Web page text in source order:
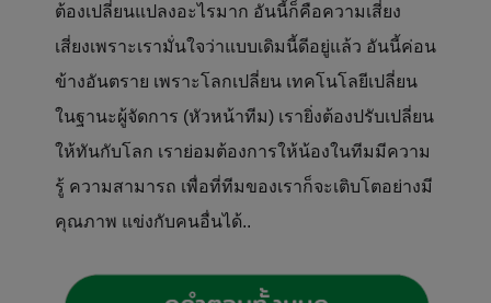
ต้องเปลี่ยนแปลงอะไรมาก อันนี้ก็คือความเสี่ยง
เสี่ยงเพราะเรามั่นใจว่าแบบเดิมนี้ดีอยู่แล้ว อันนี้ค่อน
ข้างอันตราย เพราะโลกเปลี่ยน เทคโนโลยีเปลี่ยน
ในฐานะผู้จัดการ (หัวหน้าทีม) เรายิ่งต้องปรับเปลี่ยน
ให้ทันกับโลก เราย่อมต้องการให้น้องในทีมมีความ
รู้ ความสามารถ เพื่อที่ทีมของเราก็จะเติบโตอย่างมี
คุณภาพ แข่งกับคนอื่นได้..